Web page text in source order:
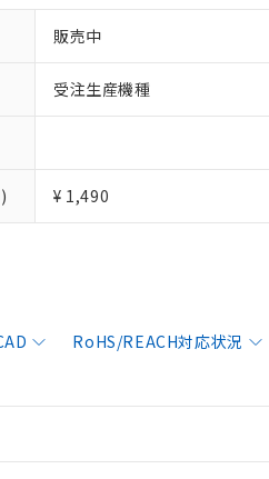
販売中
受注生産機種
¥ 1,490
RoHS/REACH対応状況